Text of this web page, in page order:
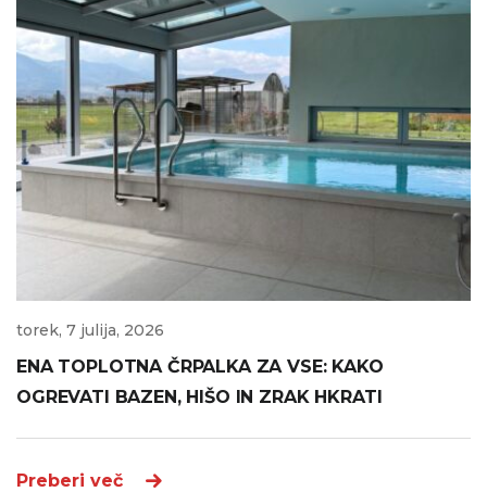
torek, 7 julija, 2026
ENA TOPLOTNA ČRPALKA ZA VSE: KAKO
OGREVATI BAZEN, HIŠO IN ZRAK HKRATI
Preberi več